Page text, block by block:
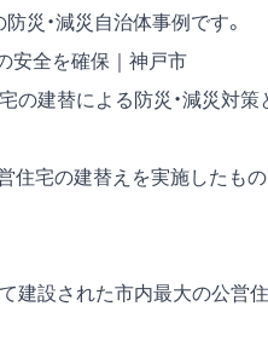
災・減災自治体事例です。
安全を確保｜神戸市
の建替による防災・減災対
住宅の建替えを実施したも
建設された市内最大の公営